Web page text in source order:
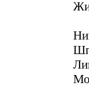
Жизнь
Никто
Шпорт
Ликуй